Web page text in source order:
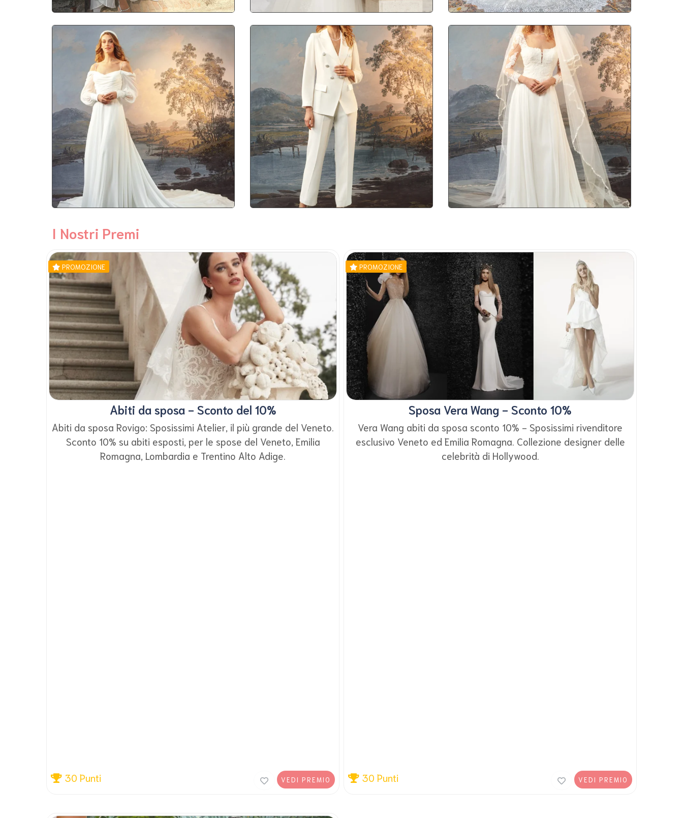
I Nostri Premi
PROMOZIONE
Abiti da sposa - Sconto del 10%
Abiti da sposa Rovigo: Sposissimi Atelier, il più grande del Veneto.
Sconto 10% su abiti esposti, per le spose del Veneto, Emilia
Romagna, Lombardia e Trentino Alto Adige.
30 Punti VEDI PREMIO
PROMOZIONE
Sposa Vera Wang - Sconto 10%
Vera Wang abiti da sposa sconto 10% - Sposissimi rivenditore
esclusivo Veneto ed Emilia Romagna. Collezione designer delle
celebrità di Hollywood.
30 Punti VEDI PREMIO